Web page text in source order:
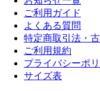
ご利用ガイド
よくある質問
特定商取引法・
ご利用規約
プライバシーポ
サイズ表